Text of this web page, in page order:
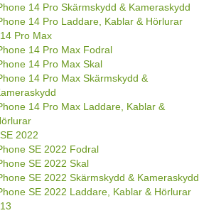
14 Pro Skärmskydd & Kameraskydd
14 Pro Laddare, Kablar & Hörlurar
Pro Max
14 Pro Max Fodral
14 Pro Max Skal
14 Pro Max Skärmskydd &
14 Pro Max Laddare, Kablar &
2022
SE 2022 Fodral
SE 2022 Skal
SE 2022 Skärmskydd & Kameraskydd
SE 2022 Laddare, Kablar & Hörlurar